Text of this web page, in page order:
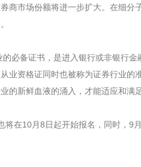
市场份额将进一步扩大。在细
备证书，是进入银行或非银行金
资格证同时也被称为证券行业的
新鲜血液的涌入，才能适应和满
10月8日起开始报名，同时，9